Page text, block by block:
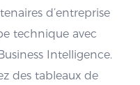
d’entreprise
technique avec
Intelligence.
des tableaux de